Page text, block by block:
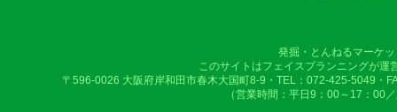
発掘・とんねるマーケ
このサイトはフェイスプランニングが運
〒596-0026 大阪府岸和田市春木大国町8-9・TEL：072-425-5049・
（営業時間：平日9：00～17：00